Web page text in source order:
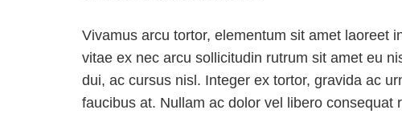
Vivamus arcu tortor, elementum sit amet laoreet
vitae ex nec arcu sollicitudin rutrum sit amet eu
dui, ac cursus nisl. Integer ex tortor, gravida ac
faucibus at. Nullam ac dolor vel libero